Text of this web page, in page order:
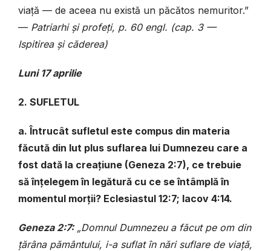
viață — de aceea nu există un păcătos nemuritor.”
— Patriarhi și profeți, p. 60 engl. (cap. 3 —
Ispitirea și căderea)
Luni 17 aprilie
2. SUFLETUL
a. Întrucât sufletul este compus din materia
făcută din lut plus suflarea lui Dumnezeu care a
fost dată la creațiune (Geneza 2:7), ce trebuie
să înțelegem în legătură cu ce se întâmplă în
momentul morții? Eclesiastul 12:7; Iacov 4:14.
Geneza 2:7:„Domnul Dumnezeu a făcut pe om din
țărâna pământului, i-a suflat în nări suflare de viață,